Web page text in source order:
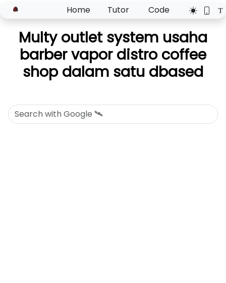
Home Tutor Code
Multy outlet system usaha
barber vapor distro coffee
shop dalam satu dbased